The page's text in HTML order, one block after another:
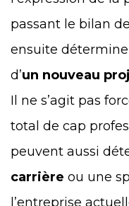
passant le bilan
ensuite
d’un nouveau
Il ne s’agit pas
total de cap
peuvent aussi
carrière ou une
l’entreprise